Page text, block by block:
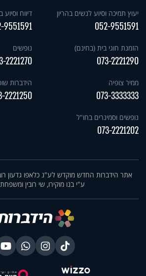
יעוץ תמיכה וסיוע לנשים בהריון
052-9551591
דיווח
9551591
הזמנת חוגי בית (בחינם)
073-2221290
נופשים
2221270
ממיר צופיה
073-3333333
הידברות
2221250
נופשים וסמינרים בחו"ל
073-2221202
אתר הידברות החדש מוקדש לע"נ כלאפו גדעון
ע"י בנו מוקירו, שי רובין